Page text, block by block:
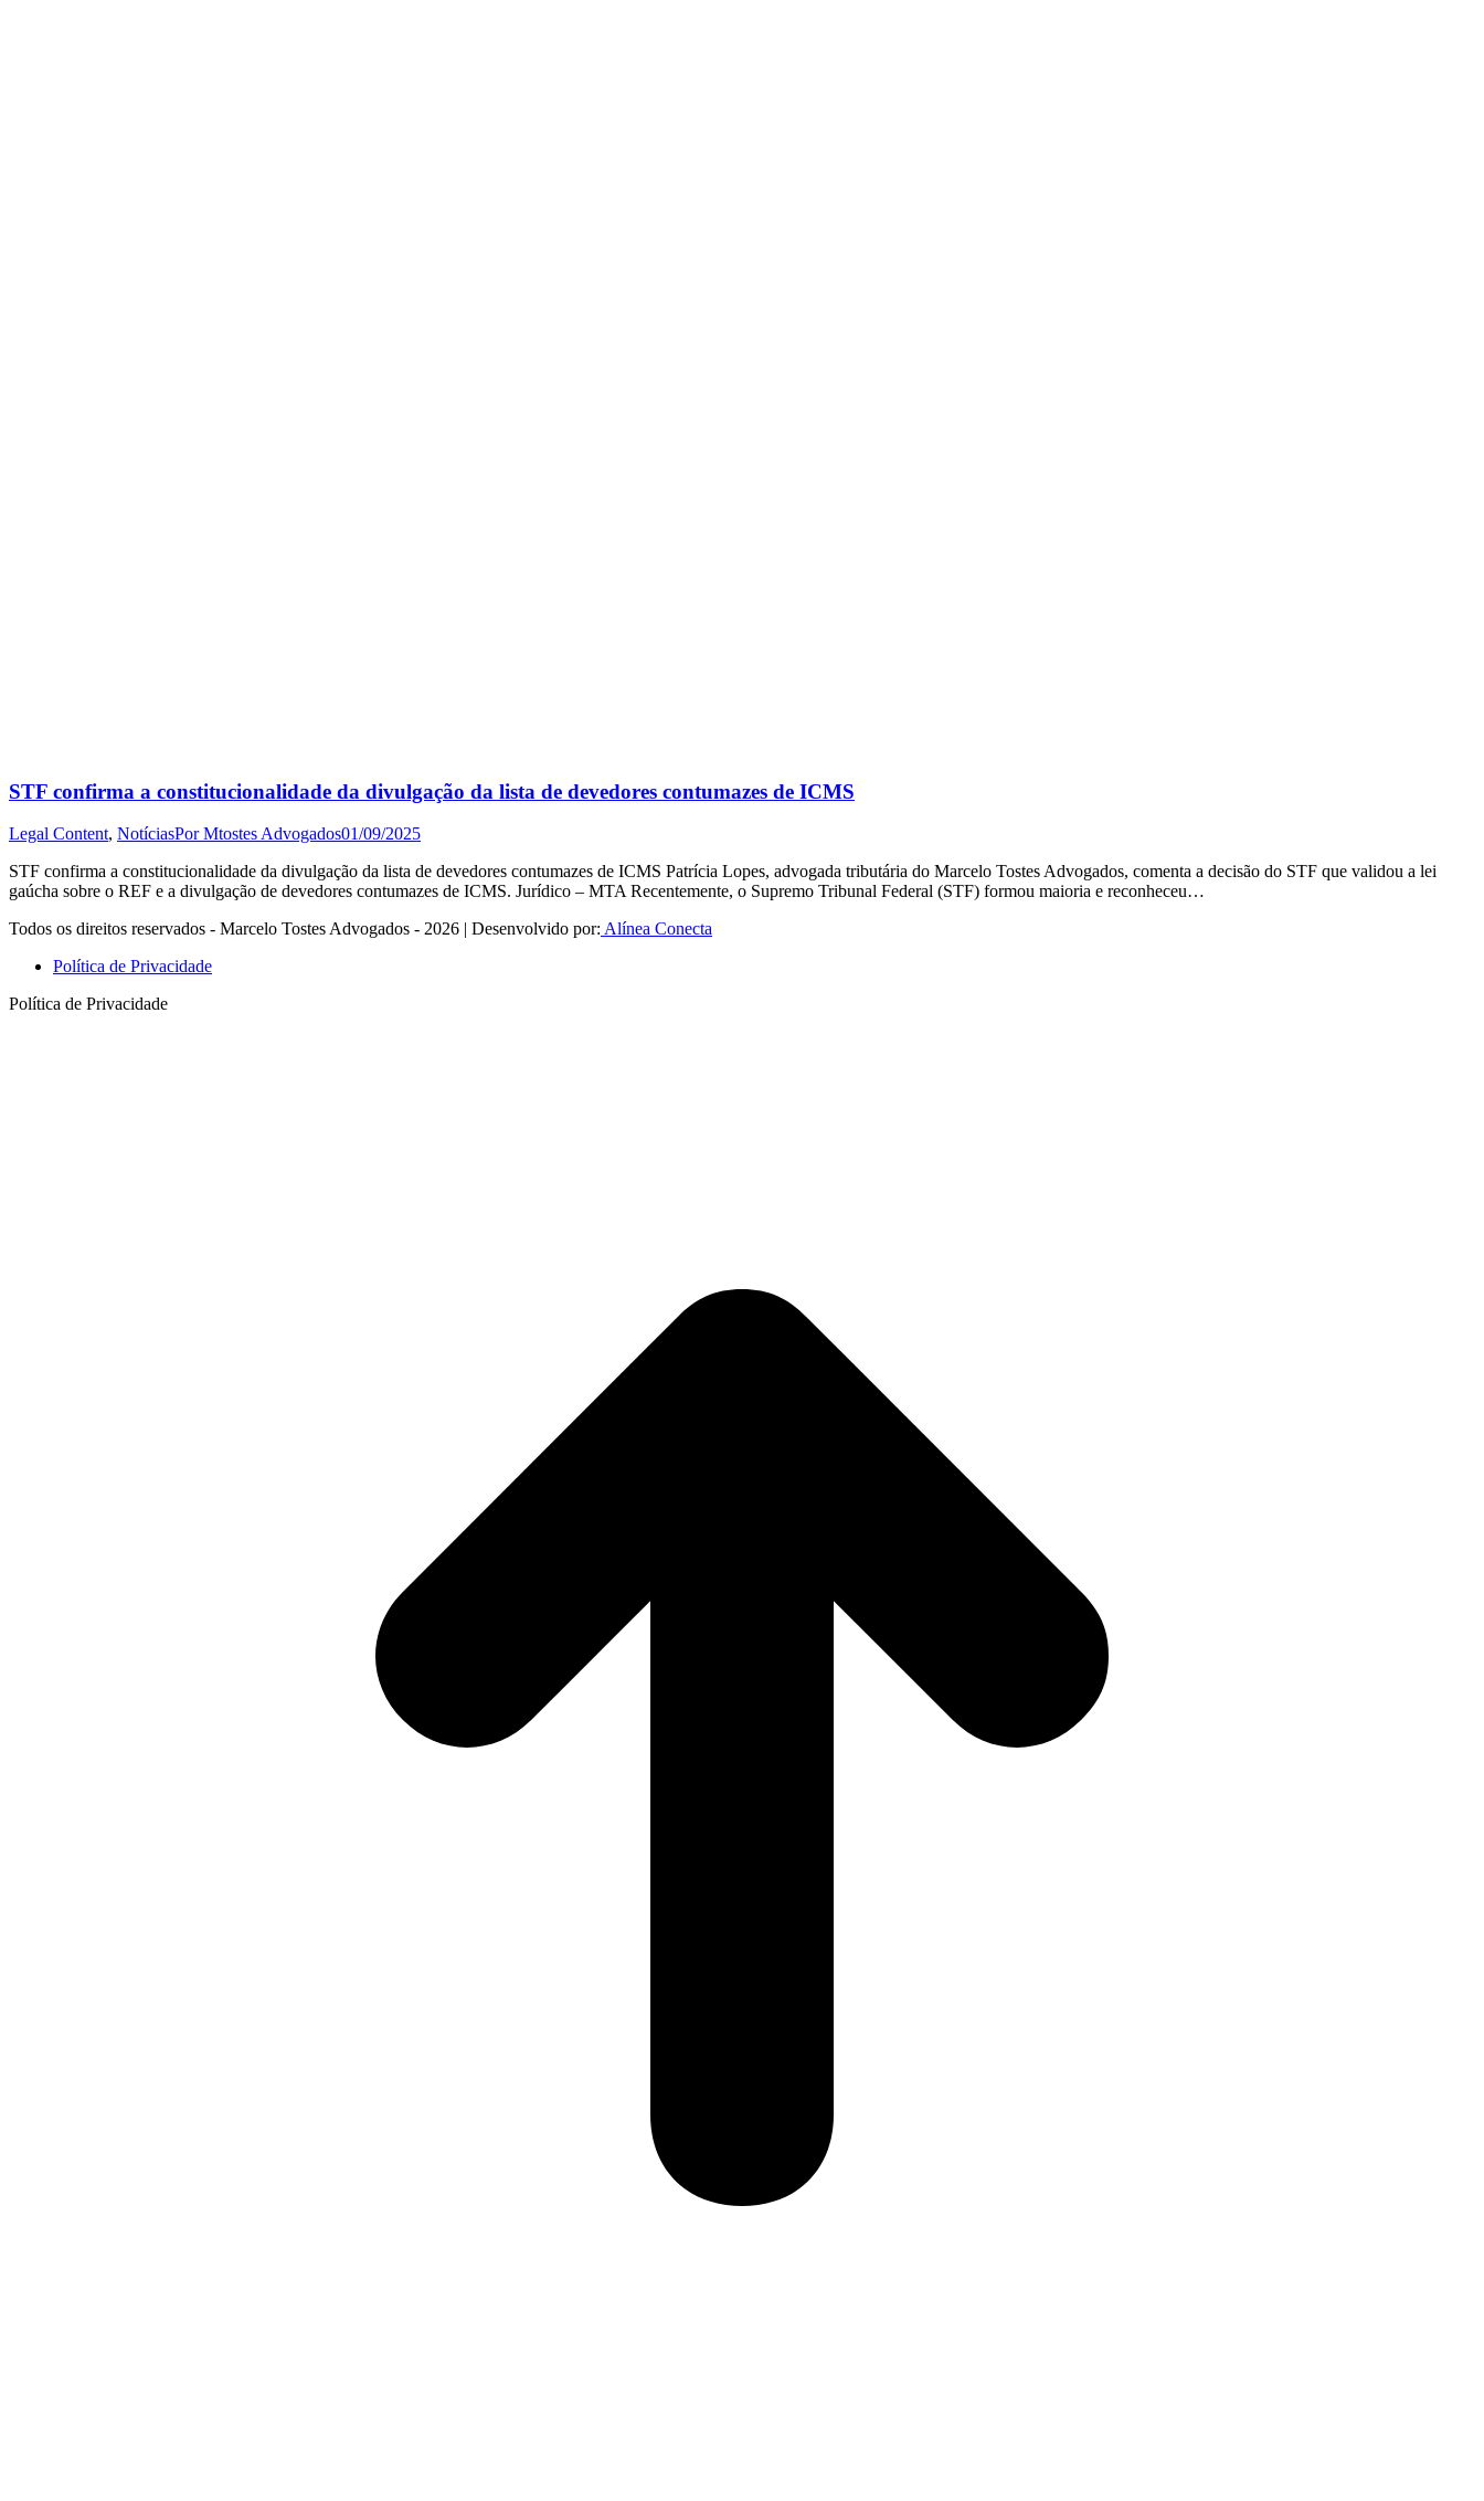
STF confirma a constitucionalidade da divulgação da lista de devedores contumazes de ICMS
Legal Content, NotíciasPorMtostes Advogados01/09/2025
STF confirma a constitucionalidade da divulgação da lista de devedores contumazes de ICMS Patrícia Lopes, advogada tributária do Marcelo Tostes Advogados, comenta a decisão do STF que validou a lei
gaúcha sobre o REF e a divulgação de devedores contumazes de ICMS. Jurídico – MTA Recentemente, o Supremo Tribunal Federal (STF) formou maioria e reconheceu…
Todos os direitos reservados - Marcelo Tostes Advogados - 2026 | Desenvolvido por: Alínea Conecta
Política de Privacidade
Política de Privacidade